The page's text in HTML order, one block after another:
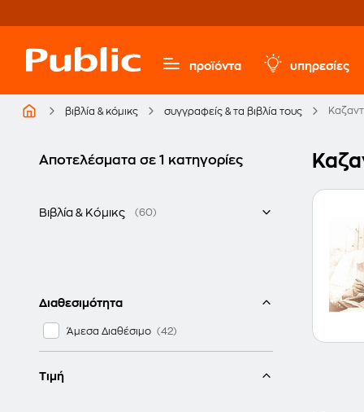
προϊόντα υπηρεσίες
βιβλία & κόμικς συγγραφείς & τα βιβλία τους
Αποτελέσματα σε 1 κατηγορίες
Βιβλία & Κόμικς (60)
Διαθεσιμότητα
Άμεσα Διαθέσιμο
Τιμή